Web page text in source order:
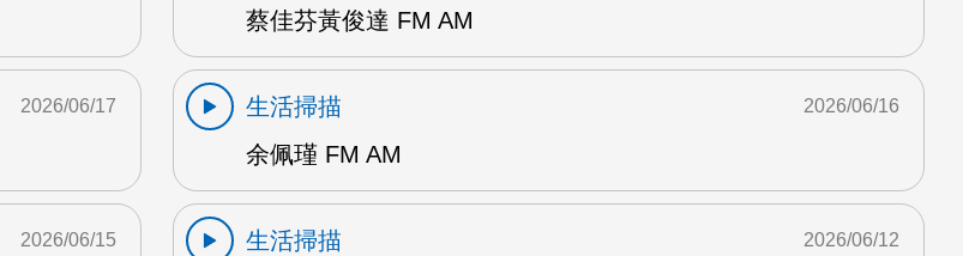
蔡佳芬黃俊達 FM AM
2026/06/17
生活掃描
余佩瑾 FM AM
2026/06/16
2026/06/15
生活掃描
2026/06/12